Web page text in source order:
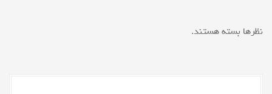
نظر‌ها بسته هستند.